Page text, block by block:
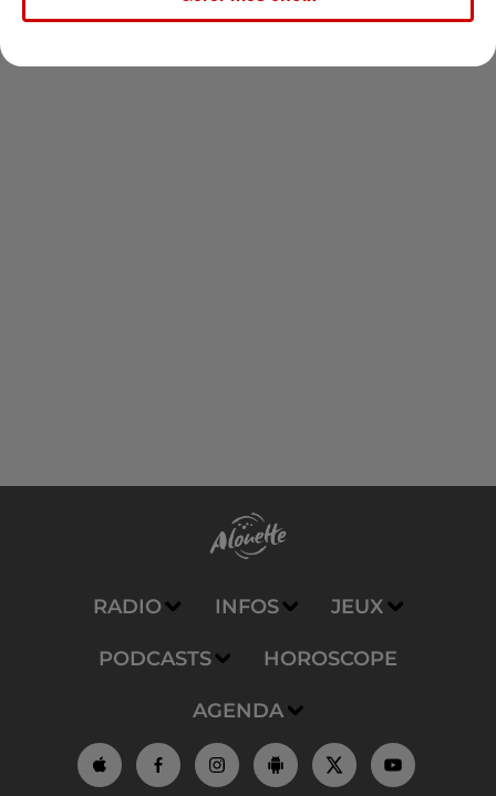
RADIO INFOS JEUX
PODCASTS HOROSCOPE
AGENDA